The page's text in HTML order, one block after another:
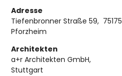
Adresse
Tiefenbronner Straße 59, 75175
Pforzheim
Architekten
a+r Architekten GmbH,
Stuttgart